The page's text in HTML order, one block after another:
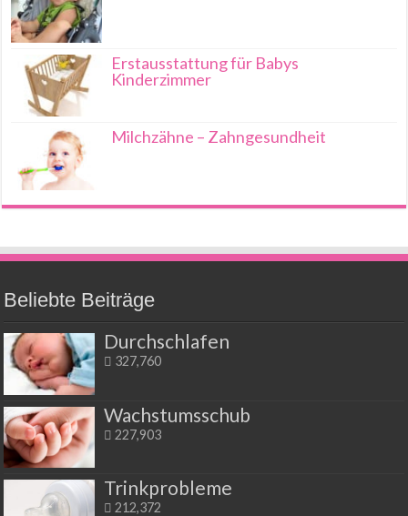
Erstausstattung für Babys
Kinderzimmer
Milchzähne – Zahngesundheit
Beliebte Beiträge
Durchschlafen
327,760
Wachstumsschub
227,903
Trinkprobleme
212,372